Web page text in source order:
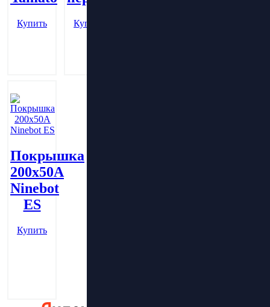
Купить Купить
Покрышка
200х50А
Ninebot
ES
Купить